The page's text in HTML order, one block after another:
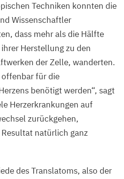
Techniken konnten die
Wissenschaftler
dass mehr als die Hälfte
Herstellung zu den
der Zelle, wanderten.
offenbar für die
benötigt werden“, sagt
Herzerkrankungen auf
zurückgehen,
natürlich ganz
des Translatoms, also der